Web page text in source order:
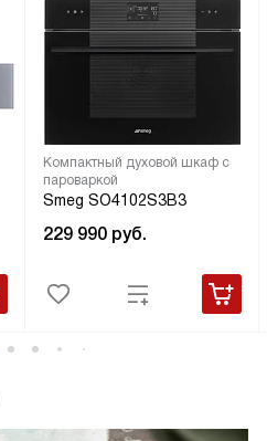
Компактный духовой шкаф с
пароваркой
Smeg SO4102S3B3
229 990 руб.